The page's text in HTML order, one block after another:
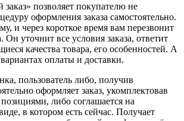
позволяет покупателю не
оформления заказа самостоятельно.
и через короткое время вам перезвонит
Он уточнит все условия заказа, ответит
качества товара, его особенностей. А
оплаты и доставки.
пользователь либо, получив
оформляет заказ, укомплектовав
либо соглашается на
в котором есть сейчас. Получает